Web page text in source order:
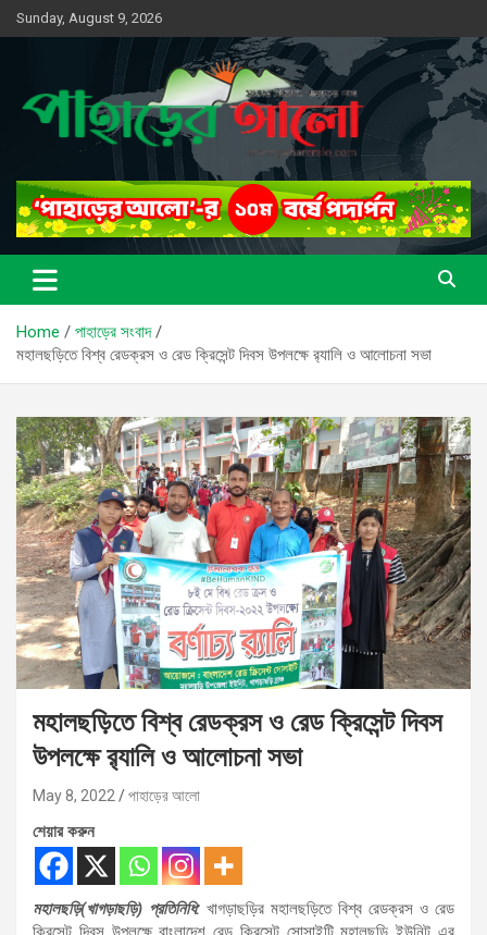
Skip
to
Sunday, August 9, 2026
পাহাড়ের আলো
সত্যের সন্ধানে, পাহাড়ের পথে
Home
পাহাড়ের সংবাদ
মহালছড়িতে বিশ্ব রেডক্রস ও রেড ক্রিসেন্ট দিবস উপলক্ষে র‌্যালি ও আলোচনা সভা
মহালছড়িতে বিশ্ব রেডক্রস ও রেড ক্রিসেন্ট দিবস
উপলক্ষে র‌্যালি ও আলোচনা সভা
May 8, 2022 পাহাড়ের আলো
শেয়ার করুন
মহালছড়ি(খাগড়াছড়ি) প্রতিনিধি: খাগড়াছড়ির মহালছড়িতে বিশ্ব রেডক্রস ও রেড